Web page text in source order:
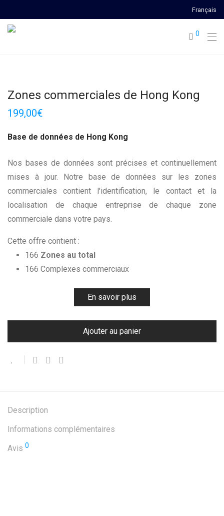
Français
0
Zones commerciales de Hong Kong
199,00€
Base de données de Hong Kong
Nos bases de données sont précises et continuellement
mises à jour. Notre base de données sur les zones
commerciales contient l'identification, le contact et la
localisation de chaque entreprise de chaque zone
commerciale dans votre pays.
Cette offre contient :
166 Zones au total
166 Complexes commerciaux
En savoir plus
Ajouter au panier
Description
Informations complémentaires
Avis 0